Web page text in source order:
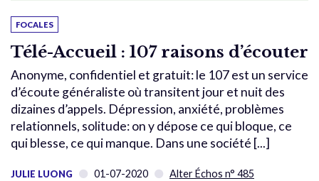
FOCALES
Télé-Accueil : 107 raisons d’écouter
Anonyme, confidentiel et gratuit: le 107 est un service
d’écoute généraliste où transitent jour et nuit des
dizaines d’appels. Dépression, anxiété, problèmes
relationnels, solitude: on y dépose ce qui bloque, ce
qui blesse, ce qui manque. Dans une société [...]
JULIE LUONG 01-07-2020 Alter Échos n° 485